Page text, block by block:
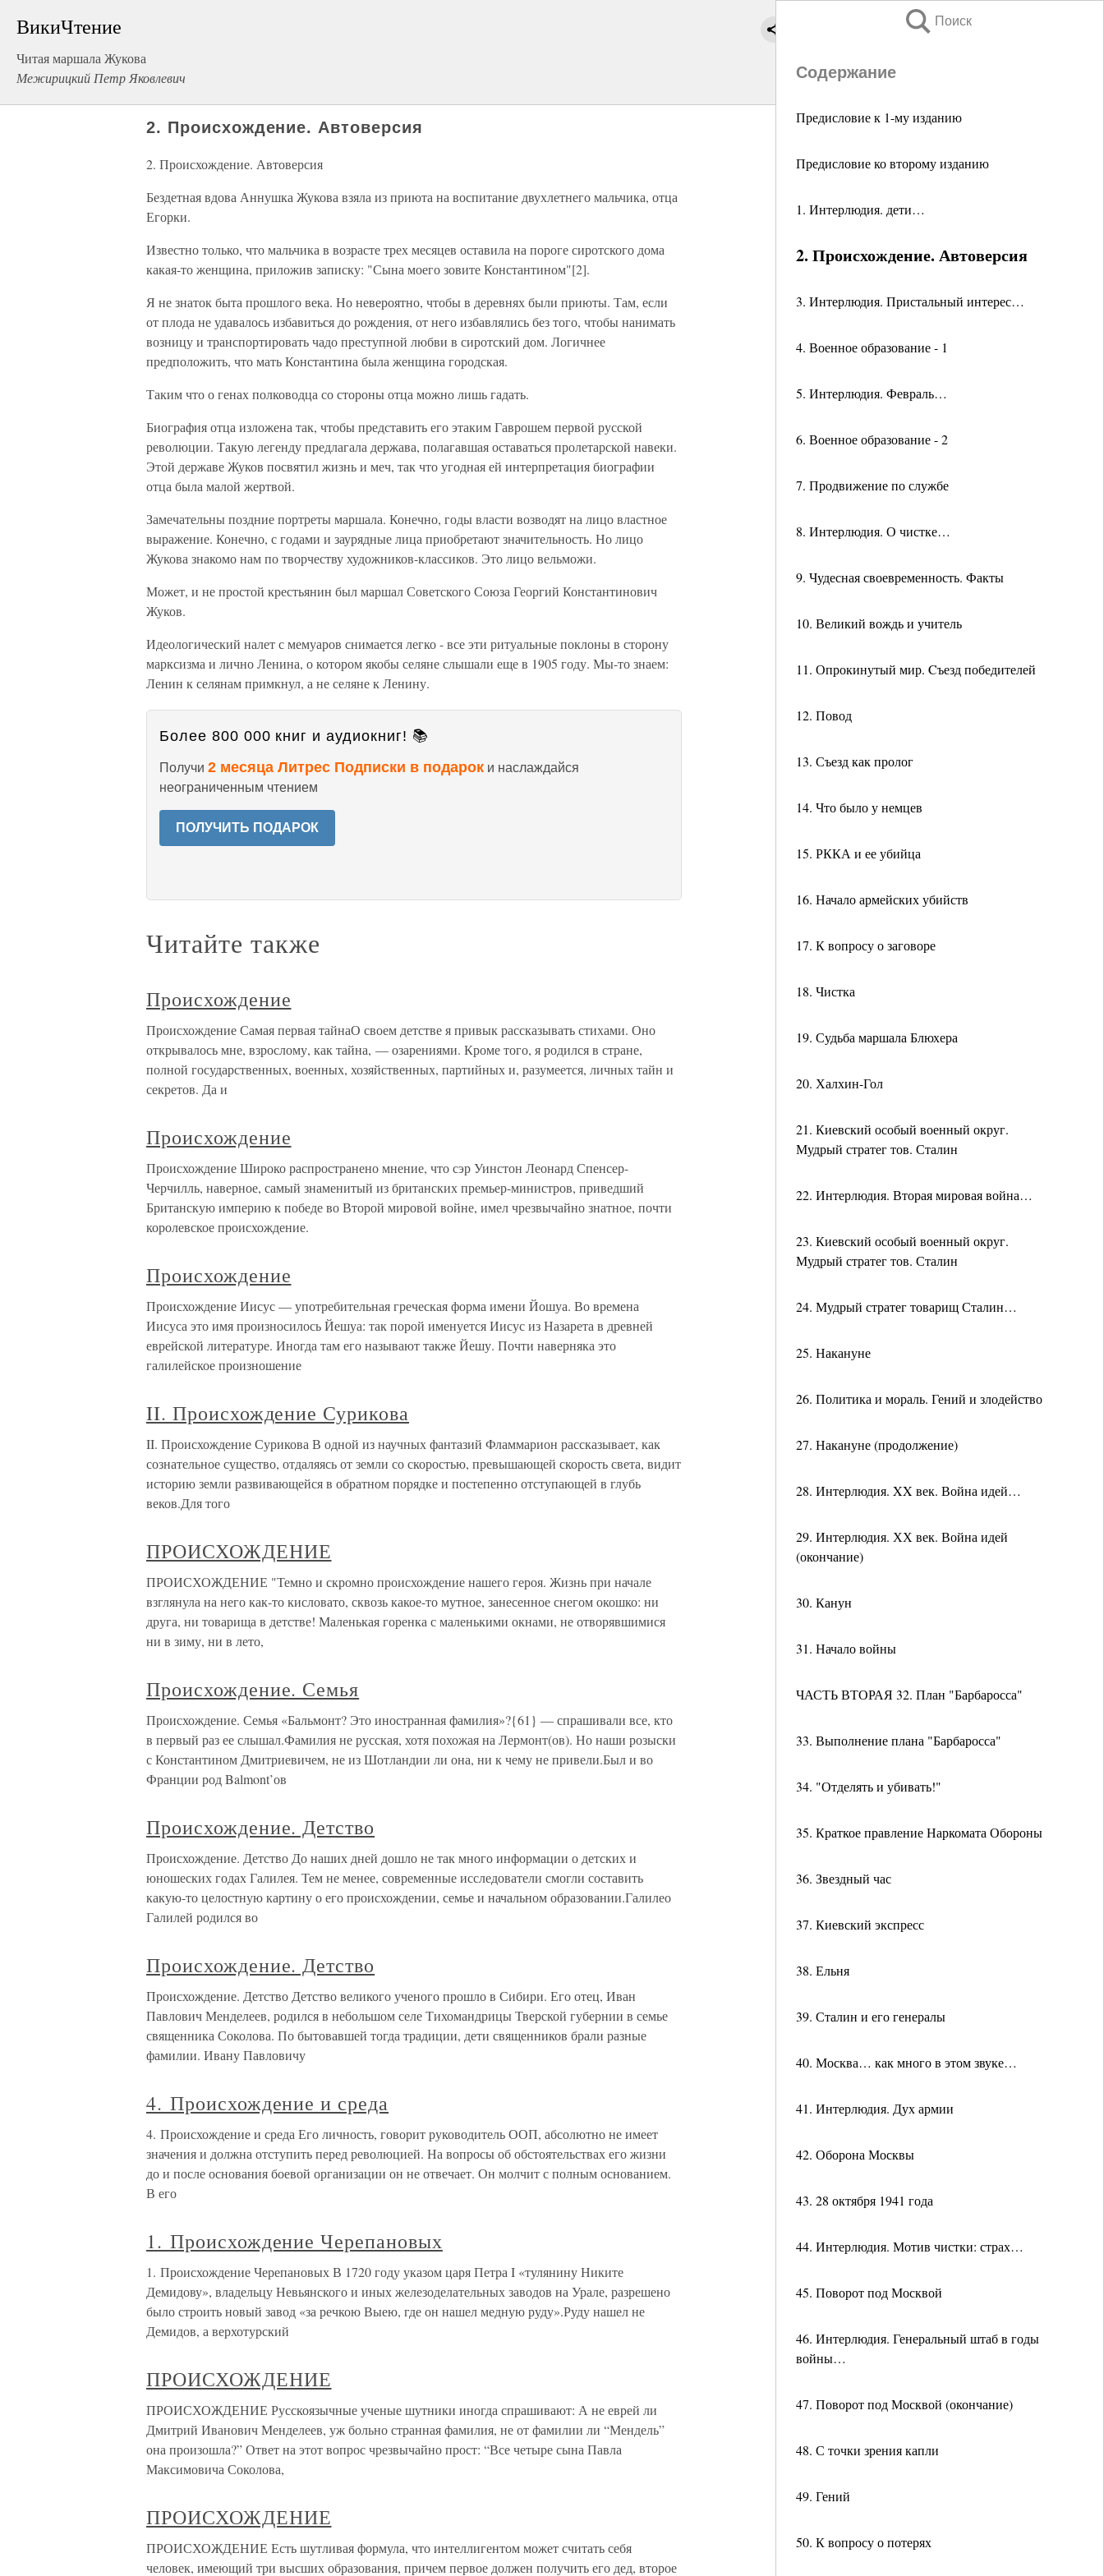
ВикиЧтение
Читая маршала Жукова
Межирицкий Петр Яковлевич
Поиск
Содержание
Предисловие к 1-му изданию
Предисловие ко второму изданию
1. Интерлюдия. дети…
2. Происхождение. Автоверсия
3. Интерлюдия. Пристальный интерес…
4. Военное образование - 1
5. Интерлюдия. Февраль…
6. Военное образование - 2
7. Продвижение по службе
8. Интерлюдия. О чистке…
9. Чудесная своевременность. Факты
10. Великий вождь и учитель
11. Опрокинутый мир. Cъезд победителей
12. Повод
13. Съезд как пролог
14. Что было у немцев
15. РККА и ее убийца
16. Начало армейских убийств
17. К вопросу о заговоре
18. Чистка
19. Судьба маршала Блюхера
20. Халхин-Гол
21. Киевский особый военный округ.
Мудрый стратег тов. Сталин
22. Интерлюдия. Вторая мировая война…
23. Киевский особый военный округ.
Мудрый стратег тов. Сталин
24. Мудрый стратег товарищ Сталин…
25. Накануне
26. Политика и мораль. Гений и злодейство
27. Накануне (продолжение)
28. Интерлюдия. XX век. Война идей…
29. Интерлюдия. ХХ век. Война идей
(окончание)
30. Канун
31. Начало войны
ЧАСТЬ ВТОРАЯ 32. План "Барбаросса"
33. Выполнение плана "Барбаросса"
34. "Отделять и убивать!"
35. Краткое правление Наркомата Обороны
36. Звездный час
37. Киевский экспресс
38. Ельня
39. Сталин и его генералы
40. Москва… как много в этом звуке…
41. Интерлюдия. Дух армии
42. Оборона Москвы
43. 28 октября 1941 года
44. Интерлюдия. Мотив чистки: страх…
45. Поворот под Москвой
46. Интерлюдия. Генеральный штаб в годы
войны…
47. Поворот под Москвой (окончание)
48. С точки зрения капли
49. Гений
50. К вопросу о потерях
2. Происхождение. Автоверсия
2. Происхождение. Автоверсия
Бездетная вдова Аннушка Жукова взяла из приюта на воспитание двухлетнего мальчика, отца
Егорки.
Известно только, что мальчика в возрасте трех месяцев оставила на пороге сиротского дома
какая-то женщина, приложив записку: "Сына моего зовите Константином"[2].
Я не знаток быта прошлого века. Но невероятно, чтобы в деревнях были приюты. Там, если
от плода не удавалось избавиться до рождения, от него избавлялись без того, чтобы нанимать
возницу и транспортировать чадо преступной любви в сиротский дом. Логичнее
предположить, что мать Константина была женщина городская.
Таким что о генах полководца со стороны отца можно лишь гадать.
Биография отца изложена так, чтобы представить его этаким Гаврошем первой русской
революции. Такую легенду предлагала держава, полагавшая оставаться пролетарской навеки.
Этой державе Жуков посвятил жизнь и меч, так что угодная ей интерпретация биографии
отца была малой жертвой.
Замечательны поздние портреты маршала. Конечно, годы власти возводят на лицо властное
выражение. Конечно, с годами и заурядные лица приобретают значительность. Но лицо
Жукова знакомо нам по творчеству художников-классиков. Это лицо вельможи.
Может, и не простой крестьянин был маршал Советского Союза Георгий Константинович
Жуков.
Идеологический налет с мемуаров снимается легко - все эти ритуальные поклоны в сторону
марксизма и лично Ленина, о котором якобы селяне слышали еще в 1905 году. Мы-то знаем:
Ленин к селянам примкнул, а не селяне к Ленину.
Более 800 000 книг и аудиокниг! 📚
Получи 2 месяца Литрес Подписки в подарок и наслаждайся
неограниченным чтением
ПОЛУЧИТЬ ПОДАРОК
Читайте также
Происхождение
Происхождение Самая первая тайнаО своем детстве я привык рассказывать стихами. Оно
открывалось мне, взрослому, как тайна, — озарениями. Кроме того, я родился в стране,
полной государственных, военных, хозяйственных, партийных и, разумеется, личных тайн и
секретов. Да и
Происхождение
Происхождение Широко распространено мнение, что сэр Уинстон Леонард Спенсер-
Черчилль, наверное, самый знаменитый из британских премьер-министров, приведший
Британскую империю к победе во Второй мировой войне, имел чрезвычайно знатное, почти
королевское происхождение.
Происхождение
Происхождение Иисус — употребительная греческая форма имени Йошуа. Во времена
Иисуса это имя произносилось Йешуа: так порой именуется Иисус из Назарета в древней
еврейской литературе. Иногда там его называют также Йешу. Почти наверняка это
галилейское произношение
II. Происхождение Сурикова
II. Происхождение Сурикова В одной из научных фантазий Фламмарион рассказывает, как
сознательное существо, отдаляясь от земли со скоростью, превышающей скорость света, видит
историю земли развивающейся в обратном порядке и постепенно отступающей в глубь
веков.Для того
ПРОИСХОЖДЕНИЕ
ПРОИСХОЖДЕНИЕ "Темно и скромно происхождение нашего героя. Жизнь при начале
взглянула на него как-то кисловато, сквозь какое-то мутное, занесенное снегом окошко: ни
друга, ни товарища в детстве! Маленькая горенка с маленькими окнами, не отворявшимися
ни в зиму, ни в лето,
Происхождение. Семья
Происхождение. Семья «Бальмонт? Это иностранная фамилия»?{61} — спрашивали все, кто
в первый раз ее слышал.Фамилия не русская, хотя похожая на Лермонт(ов). Но наши розыски
с Константином Дмитриевичем, не из Шотландии ли она, ни к чему не привели.Был и во
Франции род Balmont’ов
Происхождение. Детство
Происхождение. Детство До наших дней дошло не так много информации о детских и
юношеских годах Галилея. Тем не менее, современные исследователи смогли составить
какую-то целостную картину о его происхождении, семье и начальном образовании.Галилео
Галилей родился во
Происхождение. Детство
Происхождение. Детство Детство великого ученого прошло в Сибири. Его отец, Иван
Павлович Менделеев, родился в небольшом селе Тихомандрицы Тверской губернии в семье
священника Соколова. По бытовавшей тогда традиции, дети священников брали разные
фамилии. Ивану Павловичу
4. Происхождение и среда
4. Происхождение и среда Его личность, говорит руководитель ООП, абсолютно не имеет
значения и должна отступить перед революцией. На вопросы об обстоятельствах его жизни
до и после основания боевой организации он не отвечает. Он молчит с полным основанием.
В его
1. Происхождение Черепановых
1. Происхождение Черепановых В 1720 году указом царя Петра I «тулянину Никите
Демидову», владельцу Невьянского и иных железоделательных заводов на Урале, разрешено
было строить новый завод «за речкою Выею, где он нашел медную руду».Руду нашел не
Демидов, а верхотурский
ПРОИСХОЖДЕНИЕ
ПРОИСХОЖДЕНИЕ Русскоязычные ученые шутники иногда спрашивают: А не еврей ли
Дмитрий Иванович Менделеев, уж больно странная фамилия, не от фамилии ли “Мендель”
она произошла?” Ответ на этот вопрос чрезвычайно прост: “Все четыре сына Павла
Максимовича Соколова,
ПРОИСХОЖДЕНИЕ
ПРОИСХОЖДЕНИЕ Есть шутливая формула, что интеллигентом может считать себя
человек, имеющий три высших образования, причем первое должен получить его дед, второе